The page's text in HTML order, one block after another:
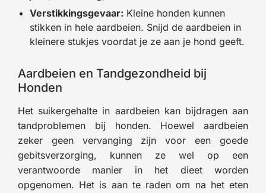
Verstikkingsgevaar: Kleine honden kunnen
stikken in hele aardbeien. Snijd de aardbeien in
kleinere stukjes voordat je ze aan je hond geeft.
Aardbeien en Tandgezondheid bij
Honden
Het suikergehalte in aardbeien kan bijdragen aan
tandproblemen bij honden. Hoewel aardbeien
zeker geen vervanging zijn voor een goede
gebitsverzorging, kunnen ze wel op een
verantwoorde manier in het dieet worden
opgenomen. Het is aan te raden om na het eten